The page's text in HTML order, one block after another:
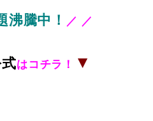
沸騰中！ ／ ／
はコチラ！ ▼